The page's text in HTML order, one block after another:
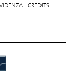
CREDITS